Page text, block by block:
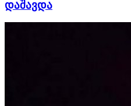
დაშავდა